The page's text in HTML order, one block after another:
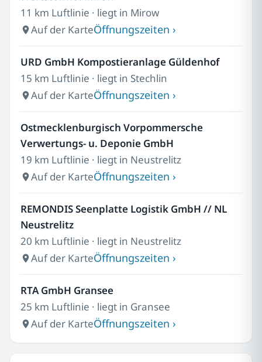
11 km Luftlinie · liegt in Mirow
Auf der KarteÖffnungszeiten ›
URD GmbH Kompostieranlage Güldenhof
15 km Luftlinie · liegt in Stechlin
Auf der KarteÖffnungszeiten ›
Ostmecklenburgisch Vorpommersche
Verwertungs- u. Deponie GmbH
19 km Luftlinie · liegt in Neustrelitz
Auf der KarteÖffnungszeiten ›
REMONDIS Seenplatte Logistik GmbH // NL
Neustrelitz
20 km Luftlinie · liegt in Neustrelitz
Auf der KarteÖffnungszeiten ›
RTA GmbH Gransee
25 km Luftlinie · liegt in Gransee
Auf der KarteÖffnungszeiten ›